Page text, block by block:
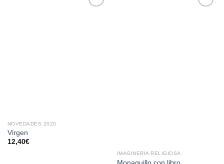
NOVEDADES 2020
Virgen
12,40€
IMAGINERÍA RELIGIOSA